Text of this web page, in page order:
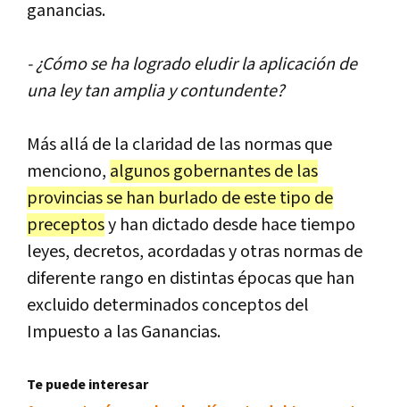
ganancias.
- ¿Cómoseha logrado eludir laaplicación de
una ley tanamplia y contundente?
Másallá de la claridad de las normasque
menciono, algunosgobernantesde las
provinciasse han burlado deestetipo de
preceptosy han dictado desde hacetiempo
leyes, decretos, acordadasyotras normasde
diferente rango en distintasépocasque han
excluido determinadosconceptosdel
Impuesto a lasGanancias.
Te puede interesar